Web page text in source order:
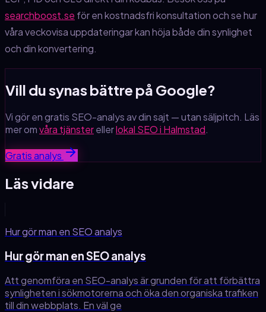
searchboost.se för en kostnadsfri konsultation och se hur
våra veckovisa uppdateringar kan höja både din synlighet
och din konvertering.
Vill du synas bättre på Google?
Vi gör en gratis SEO-analys av din sajt — utan säljpitch. Läs
mer omvåra tjänsterellerlokal SEO i Halmstad.
Gratis analys
Läs vidare
Hur gör man en SEO analys
Hur gör man en SEO analys
Att genomföra en SEO-analys är grunden för att förbättra
synligheten i sökmotorerna och öka den organiska trafiken
till din webbplats. En väl ge